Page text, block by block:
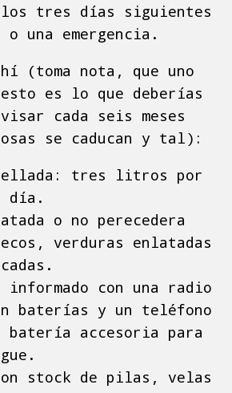
los tres días siguientes
una emergencia.
(toma nota, que uno
es lo que deberías
cada seis meses
se caducan y tal):
tres litros por
día.
o no perecedera
verduras enlatadas
informado con una radio
baterías y un teléfono
batería accesoria para
stock de pilas, velas